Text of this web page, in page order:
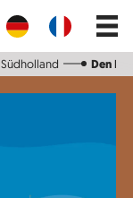
Main
Südholland Den